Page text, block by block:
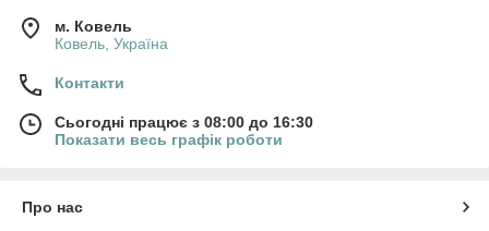
м. Ковель
Ковель, Україна
Контакти
Сьогодні працює з 08:00 до 16:30
Показати весь графік роботи
Про нас